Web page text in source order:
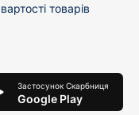
товарів
Застосунок Скарбниця
Google Play